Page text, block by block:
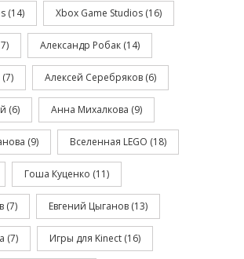
(14) Xbox Game Studios (16)
Александр Робак (14)
(7) Алексей Серебряков (6)
(6) Анна Михалкова (9)
(9) Вселенная LEGO (18)
Гоша Куценко (11)
(7) Евгений Цыганов (13)
(7) Игры для Kinect (16)